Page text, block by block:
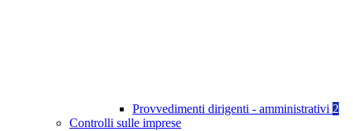
Provvedimenti dirigenti - amministrativi 2
Controlli sulle imprese